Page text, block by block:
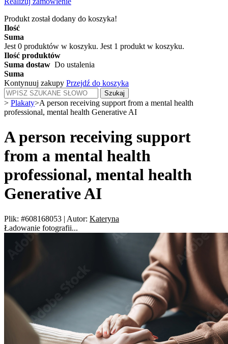
Produkt został dodany do koszyka!
Ilość
Suma
Jest 0 produktów w koszyku. Jest 1 produkt w koszyku.
Ilość produktów
Suma dostaw Do ustalenia
Suma
Kontynuuj zakupy Przejdź do koszyka
Szukaj
> Plakaty>A person receiving support from a mental health
professional, mental health Generative AI
A person receiving support
from a mental health
professional, mental health
Generative AI
Plik: #608168053 | Autor: Kateryna
Ładowanie fotografii...